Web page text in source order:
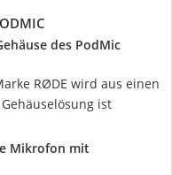
des PodMic
RØDE wird aus einen
ist
Mikrofon mit